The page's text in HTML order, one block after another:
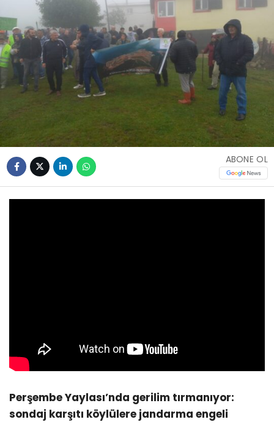
ABONE OL
Perşembe Yaylası’nda gerilim tırmanıyor:
sondaj karşıtı köylülere jandarma engeli